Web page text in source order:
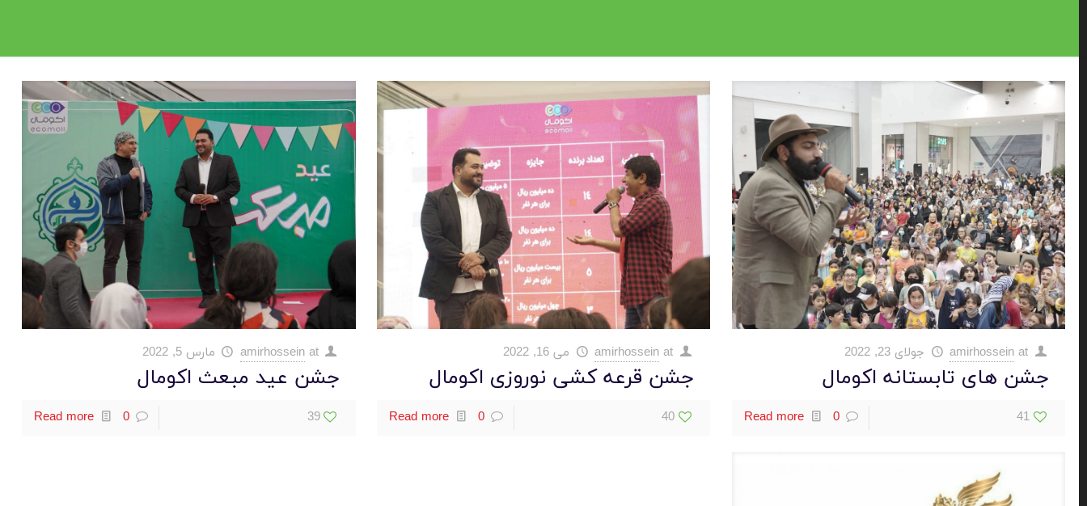
amirhossein at جولای 23, 2022
جشن های تابستانه اکومال
41
0
Read more
amirhossein at می 16, 2022
جشن قرعه کشی نوروزی اکومال
40
0
Read more
amirhossein at مارس 5, 2022
جشن عید مبعث اکومال
39
0
Read more